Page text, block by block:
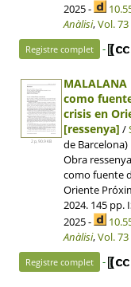
2025 -
Anàlisi,Vol.
Registre complet -
2 p, 90.9 KB
como
crisis en
[ressenya] /
de Barcelona)
Obra
como fuente
Oriente
2024. 145 pp.
2025 -
Anàlisi,Vol.
Registre complet -